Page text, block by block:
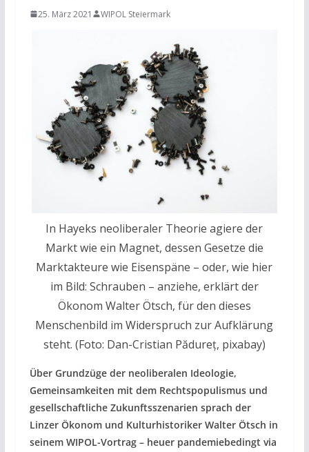
25. März 2021 WIPOL Steiermark
In Hayeks neoliberaler Theorie agiere der
Markt wie ein Magnet, dessen Gesetze die
Marktakteure wie Eisenspäne – oder, wie hier
im Bild: Schrauben – anziehe, erklärt der
Ökonom Walter Ötsch, für den dieses
Menschenbild im Widerspruch zur Aufklärung
steht. (Foto: Dan-Cristian Pădureț, pixabay)
Über Grundzüge der neoliberalen Ideologie,
Gemeinsamkeiten mit dem Rechtspopulismus und
gesellschaftliche Zukunftsszenarien sprach der
Linzer Ökonom und Kulturhistoriker Walter Ötsch in
seinem WIPOL-Vortrag – heuer pandemiebedingt via